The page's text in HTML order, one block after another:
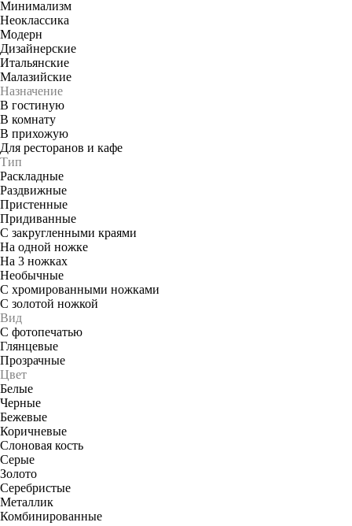
Минимализм
Неоклассика
Модерн
Дизайнерские
Итальянские
Малазийские
Назначение
В гостиную
В комнату
В прихожую
Для ресторанов и кафе
Тип
Раскладные
Раздвижные
Пристенные
Придиванные
С закругленными краями
На одной ножке
На 3 ножках
Необычные
С хромированными ножками
С золотой ножкой
Вид
С фотопечатью
Глянцевые
Прозрачные
Цвет
Белые
Черные
Бежевые
Коричневые
Слоновая кость
Серые
Золото
Серебристые
Металлик
Комбинированные